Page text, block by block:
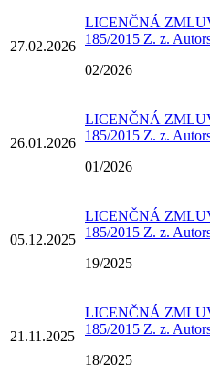
27.02.2026
LICENČNÁ
185/2015 Z. z.
02/2026
26.01.2026
LICENČNÁ
185/2015 Z. z.
01/2026
05.12.2025
LICENČNÁ
185/2015 Z. z.
19/2025
21.11.2025
LICENČNÁ
185/2015 Z. z.
18/2025